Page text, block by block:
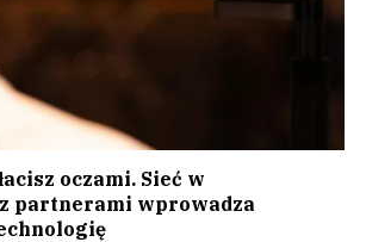
oczami. Sieć w
partnerami wprowadza